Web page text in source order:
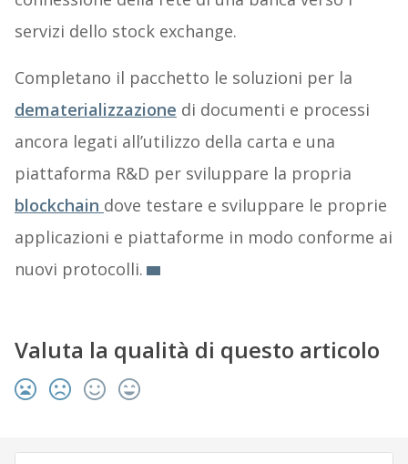
servizi dello stock exchange.
Completano il pacchetto le soluzioni per la
dematerializzazione di documenti e processi
ancora legati all’utilizzo della carta e una
piattaforma R&D per sviluppare la propria
blockchain dove testare e sviluppare le proprie
applicazioni e piattaforme in modo conforme ai
nuovi protocolli.
Valuta la qualità di questo articolo